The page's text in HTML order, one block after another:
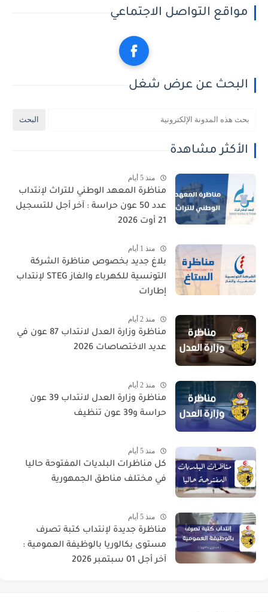
مواقع التواصل الاجتماعي
البحث عن عرض شغل
الأكثر مشاهدة
منذ 5 أيام
مناظرة المعهد الوطني للتراث لإنتداب
عدد 50 عون حراسة : آخر أجل للتسجيل
21 أوت 2026
منذ 1 أيام
بلاغ جديد بخصوص مناظرة الشركة
التونسية للكهرباء والغاز STEG لإنتداب
إطارات
منذ 2 أيام
مناظرة وزارة العدل لانتداب 87 عون في
عديد الاختصاصات 2026
منذ 2 أيام
مناظرة وزارة العدل لانتداب 39 عون
حراسة و39 عون تنظيف
منذ 5 أيام
كل مناظرات البلديات المفتوحة حاليا
في مختلف مناطق الجمهورية
منذ 5 أيام
مناظرة جديدة لإنتداب كتبة تصرف
مستوى بكالوريا بالوظيفة العمومية :
آخر أجل 01 سبتمبر 2026